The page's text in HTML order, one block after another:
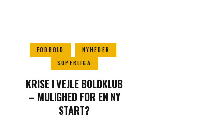
FODBOLD
NYHEDER
SUPERLIGA
KRISE I VEJLE BOLDKLUB
– MULIGHED FOR EN NY
START?